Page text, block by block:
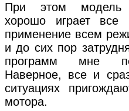
При этом модель
хорошо играет
применение всем
и до сих пор
программ мне
Наверное, все и
ситуациях
мотора.